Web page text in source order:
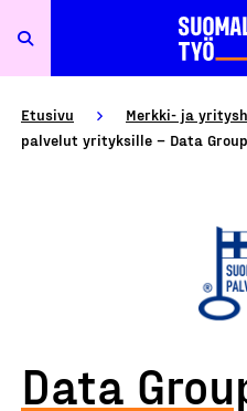
Etusivu Merkki- ja
palvelut yrityksille – Data
Data